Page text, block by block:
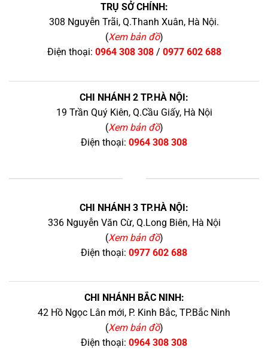
TRỤ SỞ CHÍNH:
308 Nguyễn Trãi, Q.Thanh Xuân, Hà Nội.
(Xem bản đồ)
Điện thoại: 0964 308 308/ 0977 602 688
CHI NHÁNH 2 TP.HÀ NỘI:
19 Trần Quý Kiên, Q.Cầu Giấy, Hà Nội
(Xem bản đồ)
Điện thoại: 0964 308 308
CHI NHÁNH 3 TP.HÀ NỘI:
336 Nguyễn Văn Cừ, Q.Long Biên, Hà Nội
(Xem bản đồ)
Điện thoại: 0977 602 688
CHI NHÁNH BẮC NINH:
42 Hồ Ngọc Lân mới, P. Kinh Bắc, TP.Bắc Ninh
(Xem bản đồ)
Điện thoại: 0964 308 308